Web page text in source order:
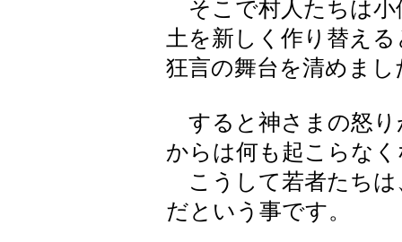
そこで村人たちは小
土を新しく作り替え
狂言の舞台を清めまし
すると神さまの怒り
からは何も起こらな
こうして若者たちは
だという事です。